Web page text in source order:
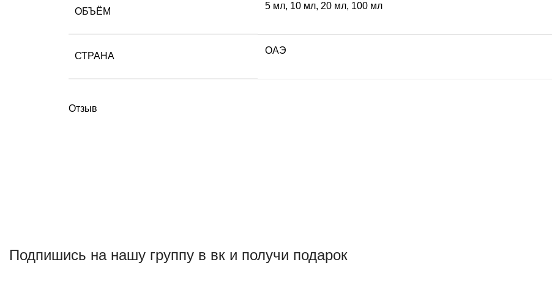
ОБЪЁМ
5 мл, 10 мл, 20 мл, 100 мл
СТРАНА
ОАЭ
Отзыв
Подпишись на нашу группу в вк и получи подарок